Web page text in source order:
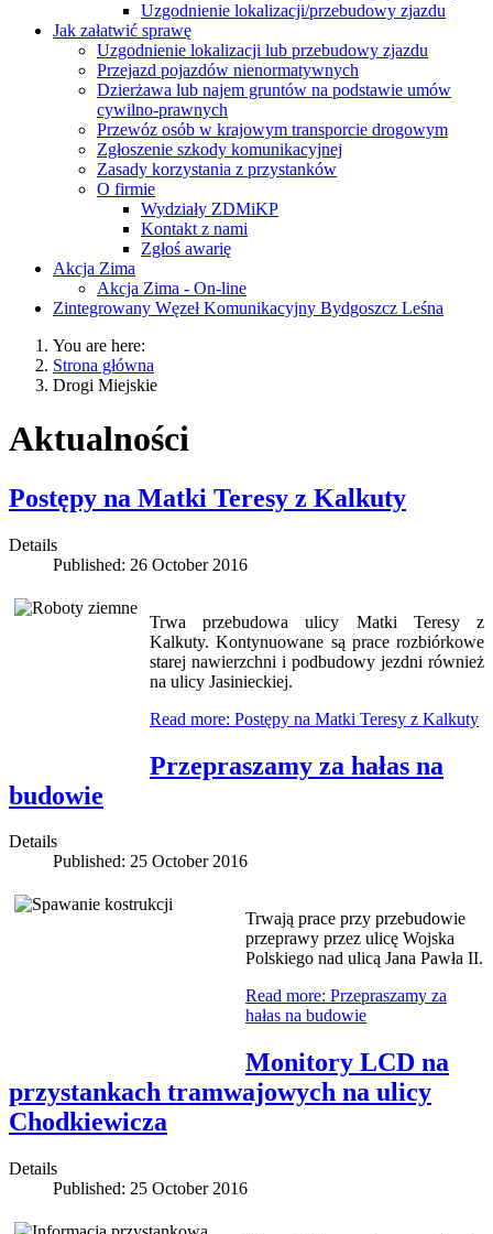
Uzgodnienie lokalizacji/przebudowy zjazdu
Jak załatwić sprawę
Uzgodnienie lokalizacji lub przebudowy zjazdu
Przejazd pojazdów nienormatywnych
Dzierżawa lub najem gruntów na podstawie umów
cywilno-prawnych
Przewóz osób w krajowym transporcie drogowym
Zgłoszenie szkody komunikacyjnej
Zasady korzystania z przystanków
O firmie
Wydziały ZDMiKP
Kontakt z nami
Zgłoś awarię
Akcja Zima
Akcja Zima - On-line
Zintegrowany Węzeł Komunikacyjny Bydgoszcz Leśna
You are here:
Strona główna
Drogi Miejskie
Aktualności
Postępy na Matki Teresy z Kalkuty
Details
Published: 26 October 2016
Trwa przebudowa ulicy Matki Teresy z
Kalkuty. Kontynuowane są prace rozbiórkowe
starej nawierzchni i podbudowy jezdni również
na ulicy Jasinieckiej.
Read more: Postępy na Matki Teresy z Kalkuty
Przepraszamy za hałas na
budowie
Details
Published: 25 October 2016
Trwają prace przy przebudowie
przeprawy przez ulicę Wojska
Polskiego nad ulicą Jana Pawła II.
Read more: Przepraszamy za
hałas na budowie
Monitory LCD na
przystankach tramwajowych na ulicy
Chodkiewicza
Details
Published: 25 October 2016